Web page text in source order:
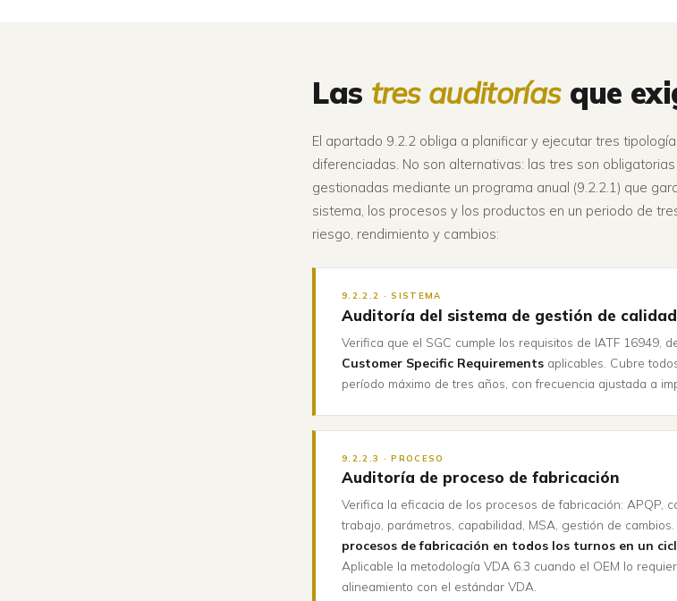
Las tres auditoríasque
El apartado 9.2.2 obliga a planificar y ejecutar tres
diferenciadas. No son alternativas: las tres son
gestionadas mediante un programa anual (9.2.2.1) que
sistema, los procesos y los productos en un periodo de
riesgo, rendimiento y cambios:
9.2.2.2 · SISTEMA
Auditoría del sistema de gestión de calidad
Verifica que el SGC cumple los requisitos de IATF 16949,
Customer Specific Requirementsaplicables. Cubre
período máximo de tres años, con frecuencia ajustada a
9.2.2.3 · PROCESO
Auditoría de proceso de fabricación
Verifica la eficacia de los procesos de fabricación: APQP,
trabajo, parámetros, capabilidad, MSA, gestión de
procesos de fabricación en todos los turnos en un
Aplicable la metodología VDA 6.3 cuando el OEM lo
alineamiento con el estándar VDA.